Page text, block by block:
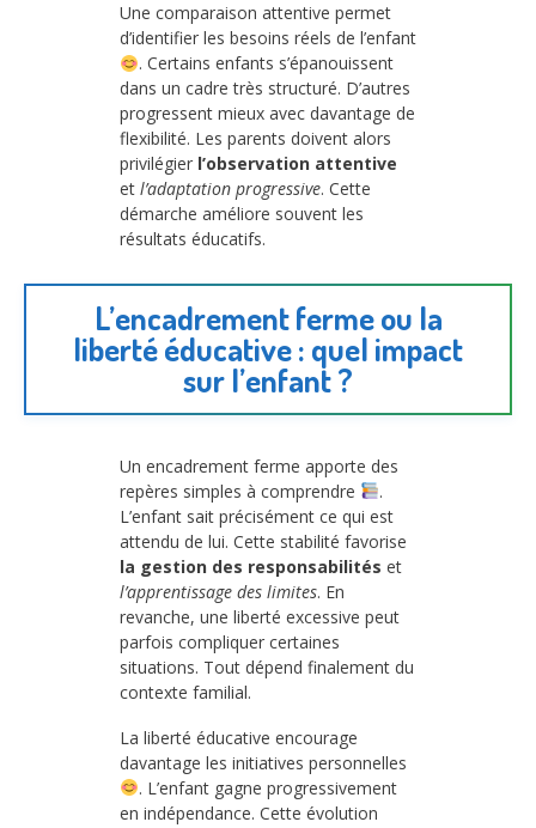
Une comparaison attentive permet
d’identifier les besoins réels de l’enfant
. Certains enfants s’épanouissent
dans un cadre très structuré. D’autres
progressent mieux avec davantage de
flexibilité. Les parents doivent alors
privilégier l’observation attentive
et l’adaptation progressive. Cette
démarche améliore souvent les
résultats éducatifs.
L’encadrement ferme ou la
liberté éducative : quel impact
sur l’enfant ?
Un encadrement ferme apporte des
repères simples à comprendre
.
L’enfant sait précisément ce qui est
attendu de lui. Cette stabilité favorise
la gestion des responsabilités et
l’apprentissage des limites. En
revanche, une liberté excessive peut
parfois compliquer certaines
situations. Tout dépend finalement du
contexte familial.
La liberté éducative encourage
davantage les initiatives personnelles
. L’enfant gagne progressivement
en indépendance. Cette évolution